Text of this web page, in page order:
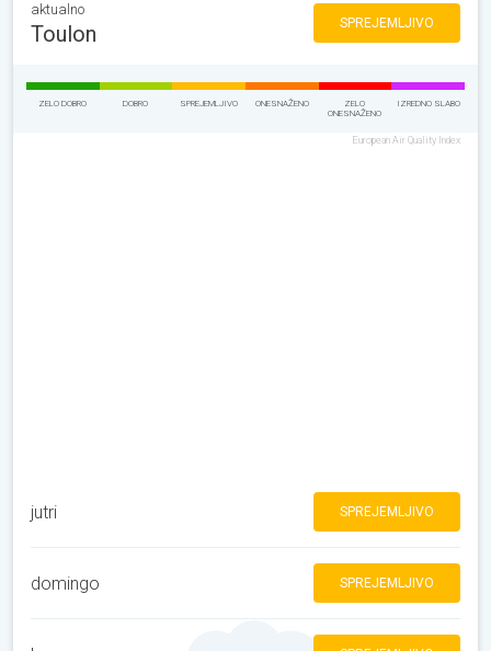
aktualno
Toulon SPREJEMLJIVO
ZELO DOBRO DOBRO SPREJEMLJIVO ONESNAŽENO
ZELO
ONESNAŽENO
IZREDNO SLABO
European Air Quality Index
jutri SPREJEMLJIVO
domingo SPREJEMLJIVO